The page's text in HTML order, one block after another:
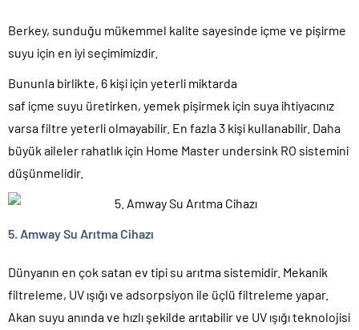
Berkey, sunduğu mükemmel kalite sayesinde içme ve pişirme
suyu için en iyi seçimimizdir.
Bununla birlikte, 6 kişi için yeterli miktarda
saf içme suyu üretirken, yemek pişirmek için suya ihtiyacınız
varsa filtre yeterli olmayabilir. En fazla 3 kişi kullanabilir. Daha
büyük aileler rahatlık için Home Master undersink RO sistemini
düşünmelidir.
5. Amway Su Arıtma Cihazı
Dünyanın en çok satan ev tipi su arıtma sistemidir. Mekanik
filtreleme, UV ışığı ve adsorpsiyon ile üçlü filtreleme yapar.
Akan suyu anında ve hızlı şekilde arıtabilir ve UV ışığı teknolojisi